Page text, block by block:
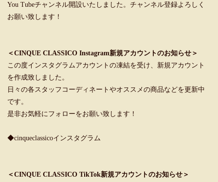
You Tubeチャンネル開設いたしました。チャンネル登録よろしく
お願い致します！
＜CINQUE CLASSICO Instagram新規アカウントのお知らせ＞
この度インスタグラムアカウントの凍結を受け、新規アカウント
を作成致しました。
日々の各スタッフコーディネートやオススメの商品などを更新中
です。
是非お気軽にフォローをお願い致します！
◆cinqueclassicoインスタグラム
＜CINQUE CLASSICO TikTok新規アカウントのお知らせ＞